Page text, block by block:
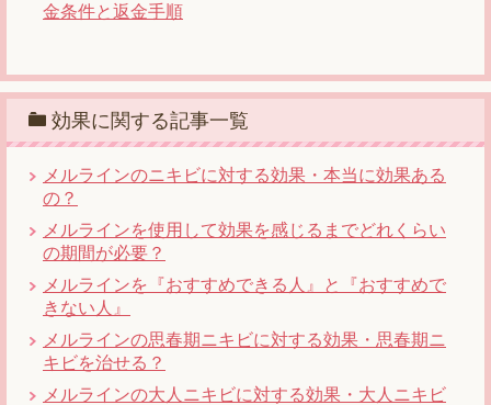
金条件と返金手順
効果に関する記事一覧
メルラインのニキビに対する効果・本当に効果ある
の？
メルラインを使用して効果を感じるまでどれくらい
の期間が必要？
メルラインを『おすすめできる人』と『おすすめで
きない人』
メルラインの思春期ニキビに対する効果・思春期ニ
キビを治せる？
メルラインの大人ニキビに対する効果・大人ニキビ